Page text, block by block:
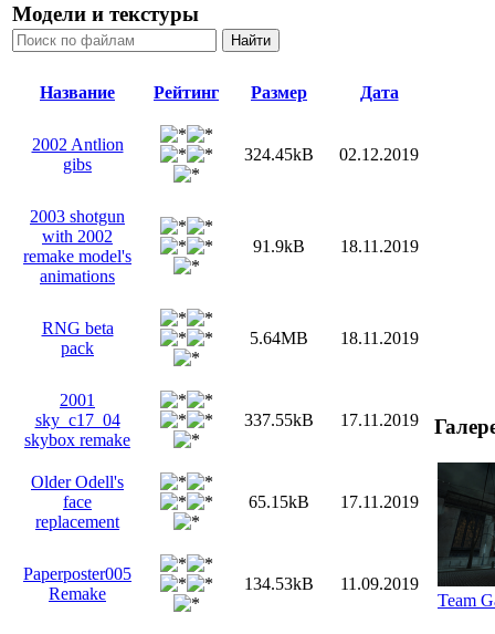
Модели и текстуры
Название Рейтинг Размер Дата
2002 Antlion
gibs
324.45kB 02.12.2019
2003 shotgun
with 2002
remake model's
animations
91.9kB 18.11.2019
RNG beta
pack
5.64MB 18.11.2019
2001
sky_c17_04
skybox remake
337.55kB 17.11.2019
Older Odell's
face
replacement
65.15kB 17.11.2019
Paperposter005
Remake
134.53kB 11.09.2019
Team